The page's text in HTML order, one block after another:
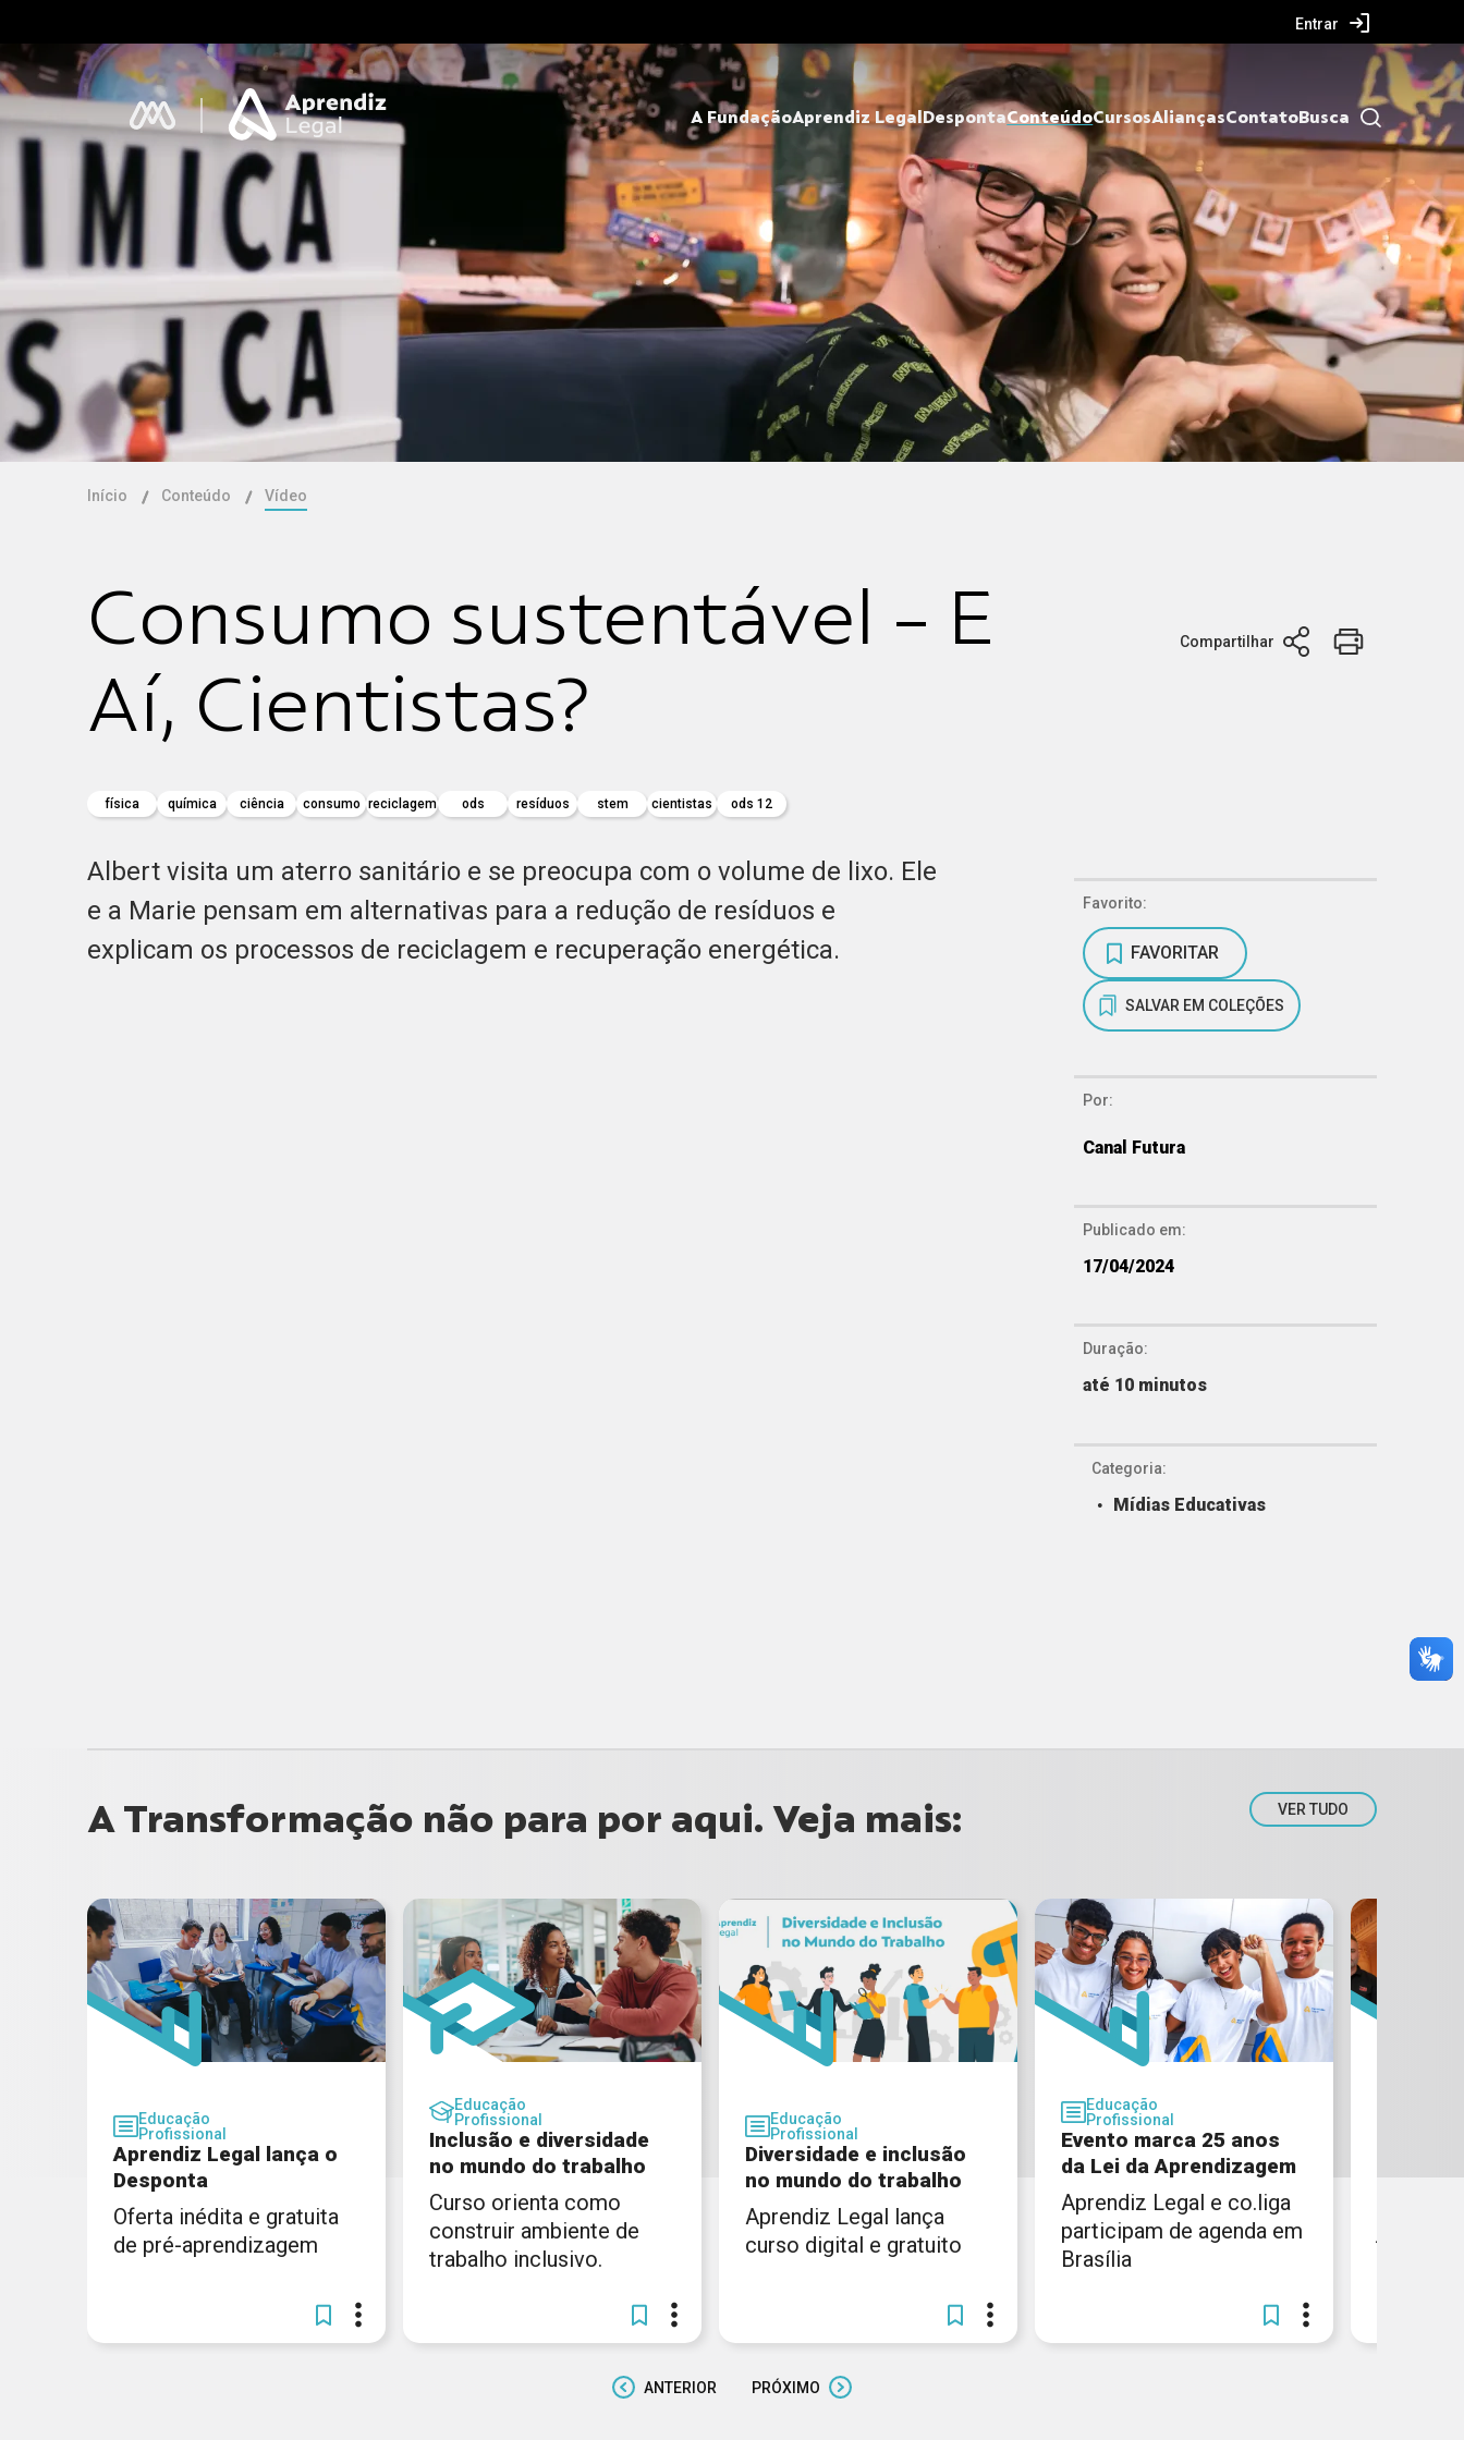
Entrar
A FundaçãoAprendiz Legal DespontaConteúdoCursosAliançasContatoBusca
Início Conteúdo Vídeo
Consumo sustentável - E
Aí, Cientistas?
física química ciência consumo reciclagem ods resíduos stem cientistas ods 12
Compartilhar
Albert visita um aterro sanitário e se preocupa com o volume de lixo. Ele
e a Marie pensam em alternativas para a redução de resíduos e
explicam os processos de reciclagem e recuperação energética.
Favorito:
FAVORITAR
SALVAR EM COLEÇÕES
Por:
Canal Futura
Publicado em:
17/04/2024
Duração:
até 10 minutos
Categoria:
Mídias Educativas
A Transformação não para por aqui. Veja mais: VER TUDO
Educação
Profissional
Aprendiz Legal lança o
Desponta
Oferta inédita e gratuita
de pré-aprendizagem
Educação
Profissional
Inclusão e diversidade
no mundo do trabalho
Curso orienta como
construir ambiente de
trabalho inclusivo.
Educação
Profissional
Diversidade e inclusão
no mundo do trabalho
Aprendiz Legal lança
curso digital e gratuito
Educação
Profissional
Evento marca 25 anos
da Lei da Aprendizagem
Aprendiz Legal e co.liga
participam de agenda em
Brasília
ANTERIOR PRÓXIMO